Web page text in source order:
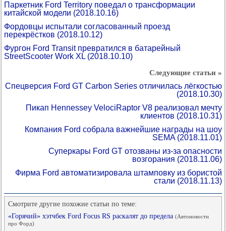
Паркетник Ford Territory поведал о трансформации
китайской модели (2018.10.16)
Фордовцы испытали согласованный проезд
перекрёстков (2018.10.12)
Фургон Ford Transit превратился в батарейный
StreetScooter Work XL (2018.10.10)
Следующие статьи »
Спецверсия Ford GT Carbon Series отличилась лёгкостью
(2018.10.30)
Пикап Hennessey VelociRaptor V8 реализовал мечту
клиентов (2018.10.31)
Компания Ford собрала важнейшие награды на шоу
SEMA (2018.11.01)
Суперкары Ford GT отозваны из-за опасности
возгорания (2018.11.06)
Фирма Ford автоматизировала штамповку из бористой
стали (2018.11.13)
Смотрите другие похожие статьи по теме:
«Горячий» хэтчбек Ford Focus RS раскалят до предела (Автоновости
про Форд)